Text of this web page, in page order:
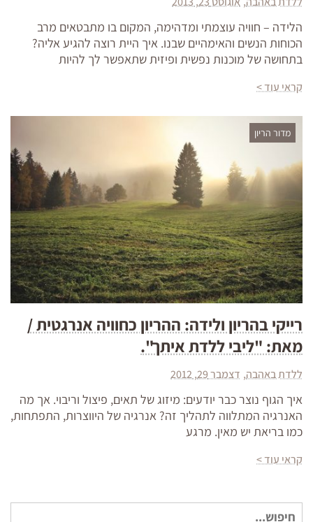
הלידה – חוויה עוצמתי ומדהימה, המקום בו מתבטאים מרב
הכוחות הנשים והאימהיים שבנו. איך היית רוצה להגיע אליה?
בתחושה של מוכנות נפשית ופיזית שתאפשר לך להיות
קראי עוד >
מדור הריון
רייקי בהריון ולידה: ההריון כחוויה אנרגטית /
מאת: "ליבי ללדת איתך".
ללדת באהבה דצמבר 29, 2012
איך הגוף נוצר כבר יודעים: מיזוג של תאים, פיצול וריבוי. אך מה
האנרגיה המתלווה לתהליך זה? אנרגיה של היווצרות, התפתחות,
כמו בריאת יש מאין. מרגע
קראי עוד >
חיפוש